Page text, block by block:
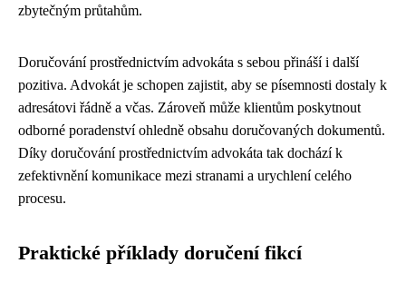
zbytečným průtahům.
Doručování prostřednictvím advokáta s sebou přináší i další
pozitiva. Advokát je schopen zajistit, aby se písemnosti dostaly k
adresátovi řádně a včas. Zároveň může klientům poskytnout
odborné poradenství ohledně obsahu doručovaných dokumentů.
Díky doručování prostřednictvím advokáta tak dochází k
zefektivnění komunikace mezi stranami a urychlení celého
procesu.
Praktické příklady doručení fikcí